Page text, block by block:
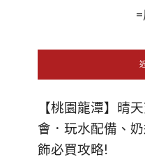
【桃園龍潭】晴
會．玩水配備、
飾必買攻略!